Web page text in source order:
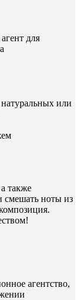
для
или
также
смешать ноты из
агентство,